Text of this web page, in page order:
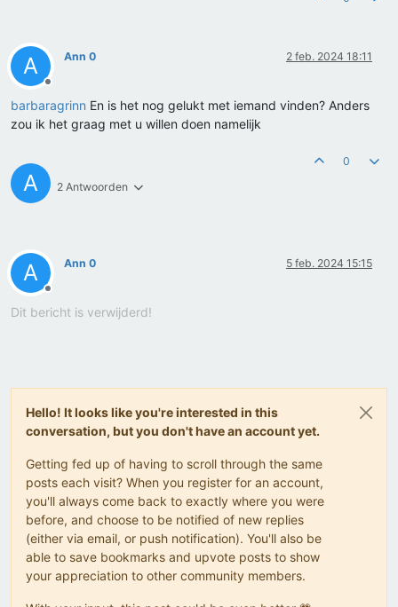
A
Offline
Ann 0 2 feb. 2024 18:11
barbaragrinn En is het nog gelukt met iemand vinden? Anders
zou ik het graag met u willen doen namelijk
A 2 Antwoorden
0
A
Offline
Ann 0 5 feb. 2024 15:15
Dit bericht is verwijderd!
Hello! It looks like you're interested in this
conversation, but you don't have an account yet.
Getting fed up of having to scroll through the same
posts each visit? When you register for an account,
you'll always come back to exactly where you were
before, and choose to be notified of new replies
(either via email, or push notification). You'll also be
able to save bookmarks and upvote posts to show
your appreciation to other community members.